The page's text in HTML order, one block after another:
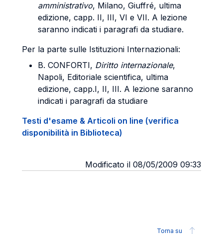
amministrativo, Milano, Giuffré, ultima
edizione, capp. II, III, VI e VII. A lezione
saranno indicati i paragrafi da studiare.
Per la parte sulle Istituzioni Internazionali:
B. CONFORTI, Diritto internazionale,
Napoli, Editoriale scientifica, ultima
edizione, capp.I, II, III. A lezione saranno
indicati i paragrafi da studiare
Testi d'esame & Articoli on line (verifica
disponibilità in Biblioteca)
Modificato il 08/05/2009 09:33
Torna su